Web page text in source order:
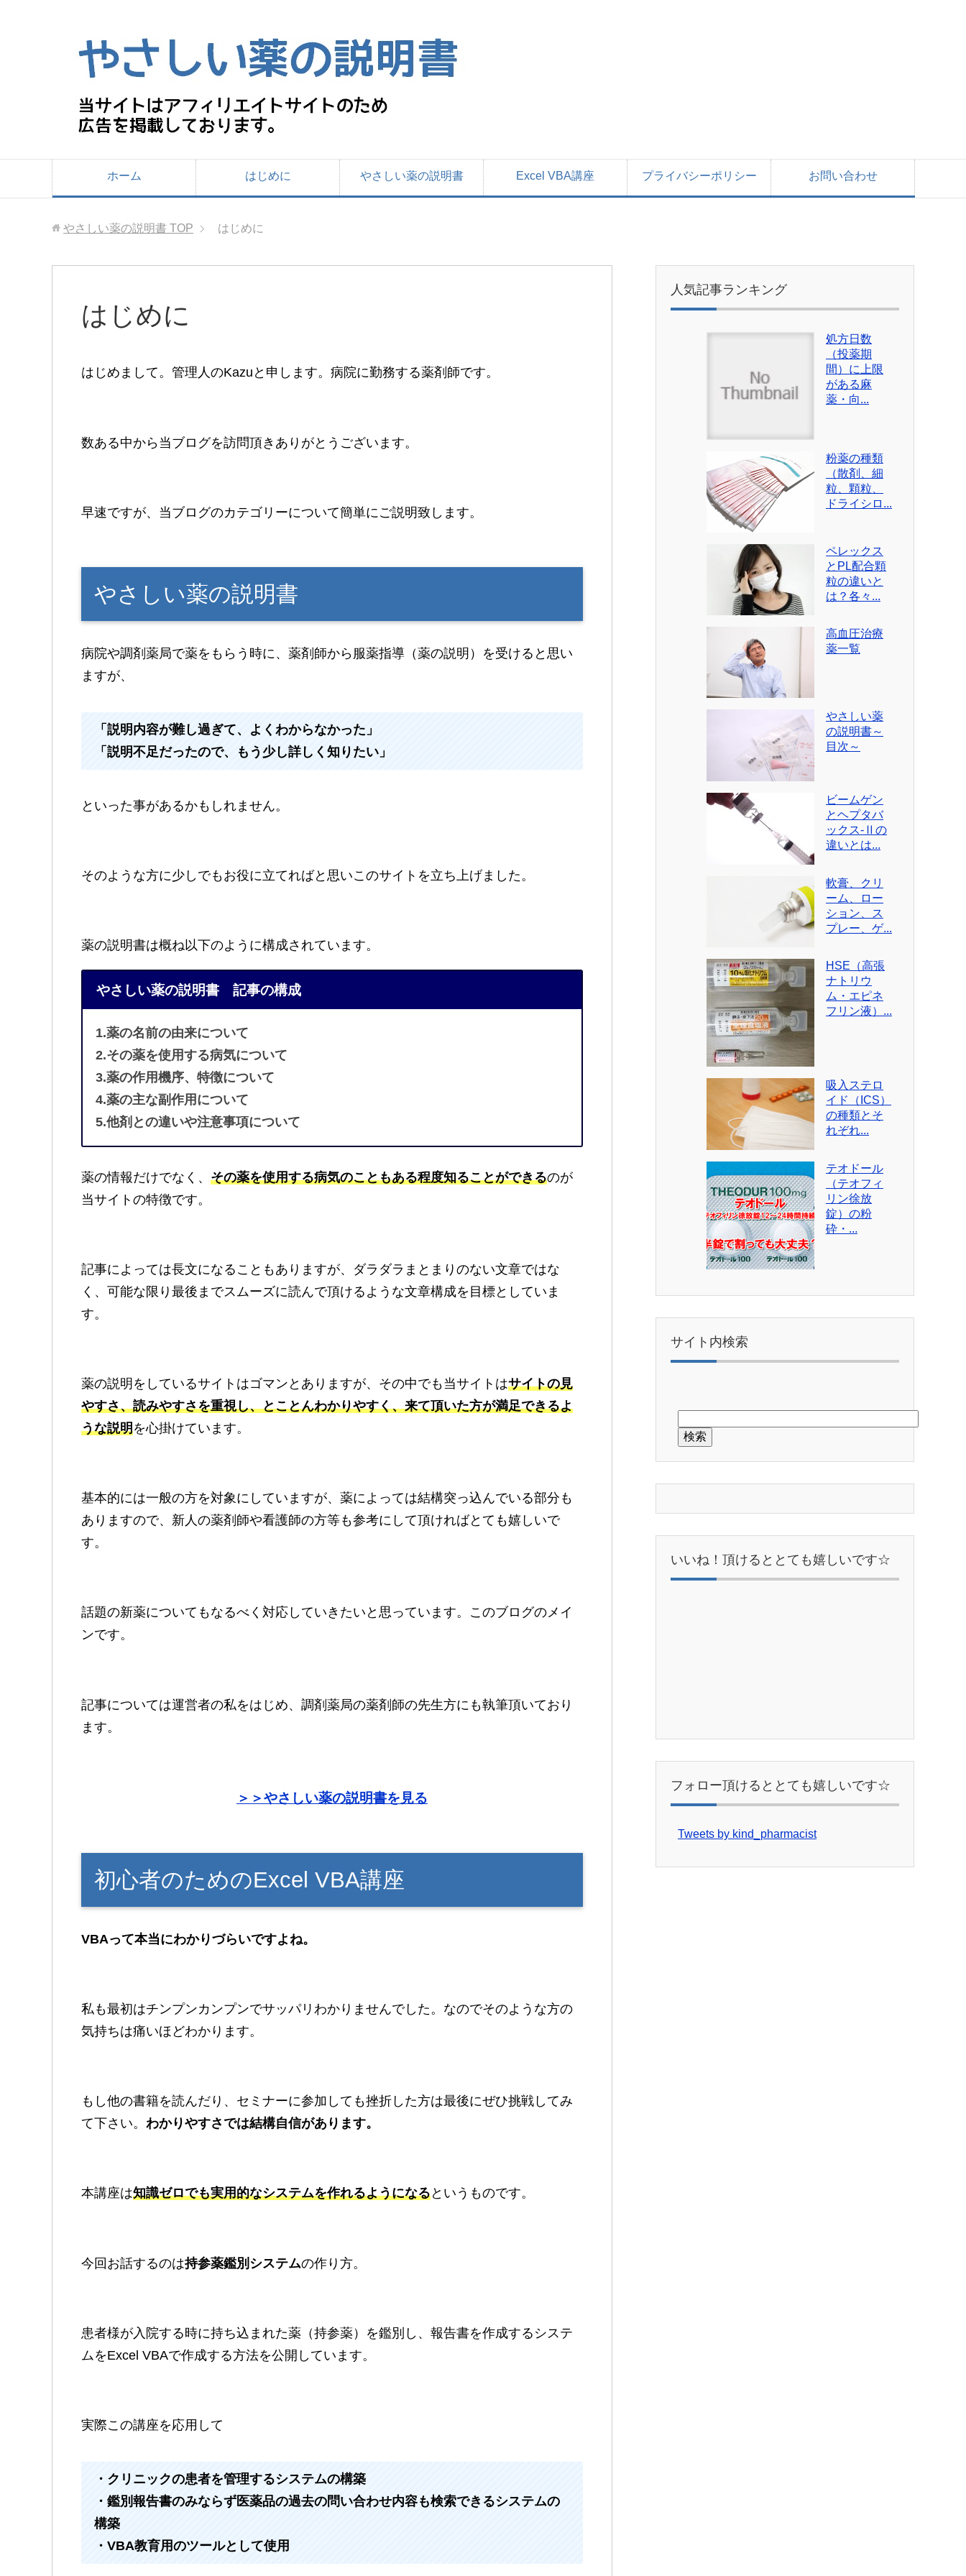
ホーム はじめに やさしい薬の説明書 Excel VBA講座 プライバシーポリシー お問い合わせ
やさしい薬の説明書 TOP はじめに
はじめに
はじめまして。管理人のKazuと申します。病院に勤務する薬剤師です。
数ある中から当ブログを訪問頂きありがとうございます。
早速ですが、当ブログのカテゴリーについて簡単にご説明致します。
やさしい薬の説明書
病院や調剤薬局で薬をもらう時に、薬剤師から服薬指導（薬の説明）を受けると思い
ますが、
「説明内容が難し過ぎて、よくわからなかった」
「説明不足だったので、もう少し詳しく知りたい」
といった事があるかもしれません。
そのような方に少しでもお役に立てればと思いこのサイトを立ち上げました。
薬の説明書は概ね以下のように構成されています。
やさしい薬の説明書 記事の構成
1.薬の名前の由来について
2.その薬を使用する病気について
3.薬の作用機序、特徴について
4.薬の主な副作用について
5.他剤との違いや注意事項について
薬の情報だけでなく、 その薬を使用する病気のこともある程度知ることができるのが
当サイトの特徴です。
記事によっては長文になることもありますが、ダラダラまとまりのない文章ではな
く、可能な限り最後までスムーズに読んで頂けるような文章構成を目標としていま
す。
薬の説明をしているサイトはゴマンとありますが、その中でも当サイトはサイトの見
やすさ、読みやすさを重視し、とことんわかりやすく、来て頂いた方が満足できるよ
うな説明を心掛けています。
基本的には一般の方を対象にしていますが、薬によっては結構突っ込んでいる部分も
ありますので、新人の薬剤師や看護師の方等も参考にして頂ければとても嬉しいで
す。
話題の新薬についてもなるべく対応していきたいと思っています。このブログのメイ
ンです。
記事については運営者の私をはじめ、調剤薬局の薬剤師の先生方にも執筆頂いており
ます。
＞＞やさしい薬の説明書を見る
初心者のためのExcel VBA講座
VBAって本当にわかりづらいですよね。
私も最初はチンプンカンプンでサッパリわかりませんでした。なのでそのような方の
気持ちは痛いほどわかります。
もし他の書籍を読んだり、セミナーに参加しても挫折した方は最後にぜひ挑戦してみ
て下さい。 わかりやすさでは結構自信があります。
本講座は知識ゼロでも実用的なシステムを作れるようになるというものです。
今回お話するのは持参薬鑑別システムの作り方。
患者様が入院する時に持ち込まれた薬（持参薬）を鑑別し、報告書を作成するシステ
ムをExcel VBAで作成する方法を公開しています。
実際この講座を応用して
・クリニックの患者を管理するシステムの構築
・鑑別報告書のみならず医薬品の過去の問い合わせ内容も検索できるシステムの
構築
・VBA教育用のツールとして使用
人気記事ランキング
処方日数
（投薬期
間）に上限
がある麻
薬・向...
粉薬の種類
（散剤、細
粒、顆粒、
ドライシロ...
ペレックス
とPL配合顆
粒の違いと
は？各々...
高血圧治療
薬一覧
やさしい薬
の説明書～
目次～
ビームゲン
とヘプタバ
ックス-Ⅱの
違いとは...
軟膏、クリ
ーム、ロー
ション、ス
プレー、ゲ...
HSE（高張
ナトリウ
ム・エピネ
フリン液）...
吸入ステロ
イド（ICS）
の種類とそ
れぞれ...
テオドール
（テオフィ
リン徐放
錠）の粉
砕・...
サイト内検索
いいね！頂けるととても嬉しいです☆
フォロー頂けるととても嬉しいです☆
Tweets by kind_pharmacist